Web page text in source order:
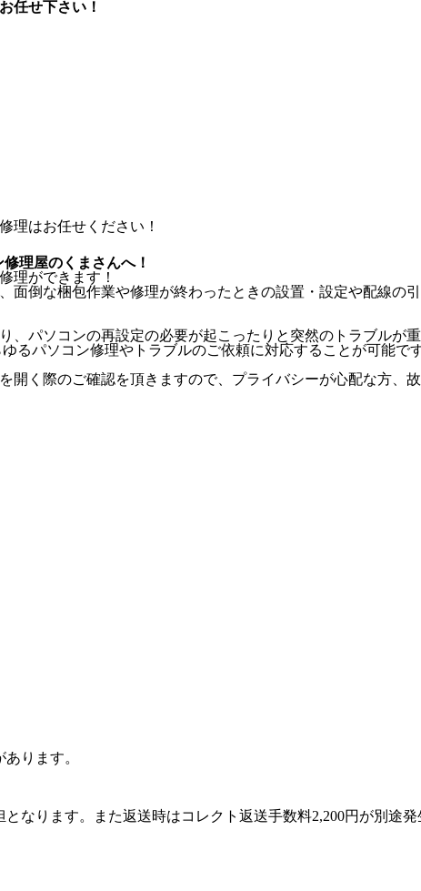
任せ下さい！
理屋のくまさんへ！
理ができます！
面倒な梱包作業や修理が終わったときの設置・設定や配線の
、パソコンの再設定の必要が起こったりと突然のトラブルが
るパソコン修理やトラブルのご依頼に対応することが可能です
開く際のご確認を頂きますので、プライバシーが心配な方、
ります。
なります。また返送時はコレクト返送手数料2,200円が別途発